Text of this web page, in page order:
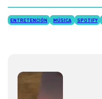
ENTRETENCIÓN MÚSICA SPOTIFY